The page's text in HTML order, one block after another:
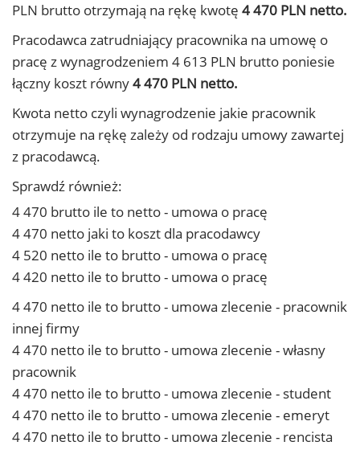
PLN brutto otrzymają na rękę kwotę 4 470 PLN netto.
Pracodawca zatrudniający pracownika na umowę o
pracę z wynagrodzeniem 4 613 PLN brutto poniesie
łączny koszt równy4 470 PLN netto.
Kwota netto czyli wynagrodzenie jakie pracownik
otrzymuje na rękę zależy od rodzaju umowy zawartej
z pracodawcą.
Sprawdź również:
4 470 brutto ile to netto - umowa o pracę
4 470 netto jaki to koszt dla pracodawcy
4 520 netto ile to brutto - umowa o pracę
4 420 netto ile to brutto - umowa o pracę
4 470 netto ile to brutto - umowa zlecenie - pracownik
innej firmy
4 470 netto ile to brutto - umowa zlecenie - własny
pracownik
4 470 netto ile to brutto - umowa zlecenie - student
4 470 netto ile to brutto - umowa zlecenie - emeryt
4 470 netto ile to brutto - umowa zlecenie - rencista